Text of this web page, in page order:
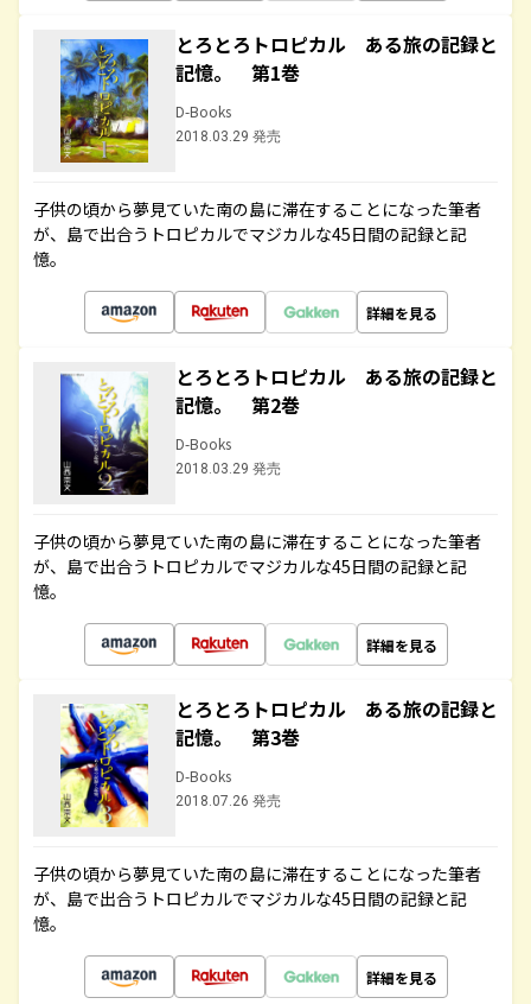
とろとろトロピカル ある旅の記録と
記憶。 第1巻
D-Books
2018.03.29 発売
子供の頃から夢見ていた南の島に滞在することになった筆者
が、島で出合うトロピカルでマジカルな45日間の記録と記
憶。
詳細を見る
とろとろトロピカル ある旅の記録と
記憶。 第2巻
D-Books
2018.03.29 発売
子供の頃から夢見ていた南の島に滞在することになった筆者
が、島で出合うトロピカルでマジカルな45日間の記録と記
憶。
詳細を見る
とろとろトロピカル ある旅の記録と
記憶。 第3巻
D-Books
2018.07.26 発売
子供の頃から夢見ていた南の島に滞在することになった筆者
が、島で出合うトロピカルでマジカルな45日間の記録と記
憶。
詳細を見る